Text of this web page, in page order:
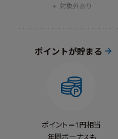
対象外あり
ポイントが貯まる
ポイント＝1円相当
年間ボーナスも